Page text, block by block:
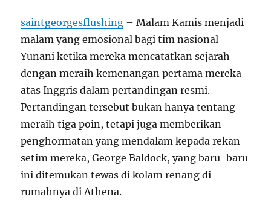
saintgeorgesflushing – Malam Kamis menjadi
malam yang emosional bagi tim nasional
Yunani ketika mereka mencatatkan sejarah
dengan meraih kemenangan pertama mereka
atas Inggris dalam pertandingan resmi.
Pertandingan tersebut bukan hanya tentang
meraih tiga poin, tetapi juga memberikan
penghormatan yang mendalam kepada rekan
setim mereka, George Baldock, yang baru-baru
ini ditemukan tewas di kolam renang di
rumahnya di Athena.